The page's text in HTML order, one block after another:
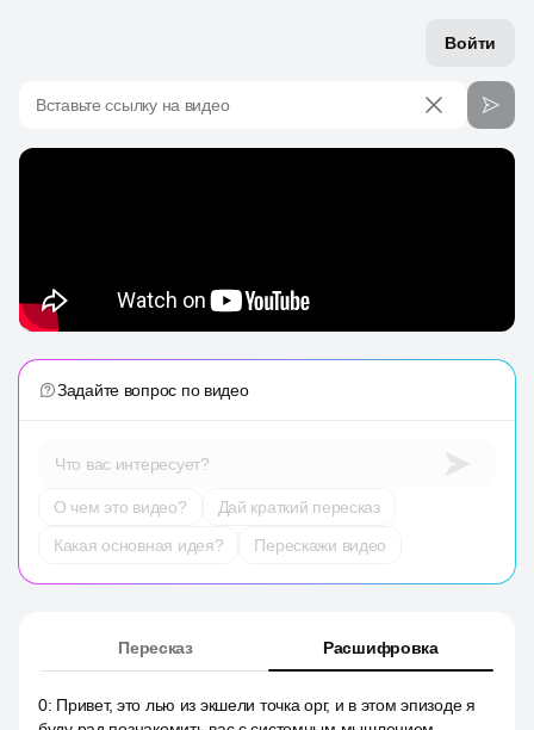
Войти
Вставьте ссылку на видео
Задайте вопрос по видео
Что вас интересует?
О чем это видео?
Дай краткий пересказ
Какая основная идея?
Перескажи видео
Пересказ Расшифровка
0: Привет, это лью из экшели точка орг, и в этом эпизоде я